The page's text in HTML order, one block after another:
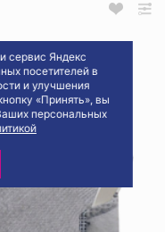
сервис Яндекс
посетителей в
и улучшения
«Принять», вы
персональных